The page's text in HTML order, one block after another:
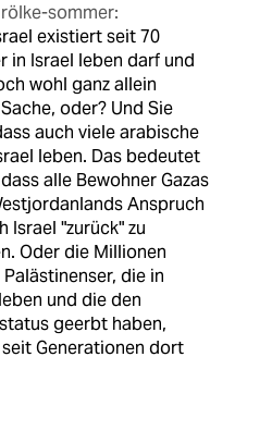
sommer:
existiert seit 70
in Israel leben darf und
wohl ganz allein
oder? Und Sie
auch viele arabische
leben. Das bedeutet
alle Bewohner Gazas
Anspruch
Israel "zurück" zu
Oder die Millionen
die in
und die den
geerbt haben,
Generationen dort